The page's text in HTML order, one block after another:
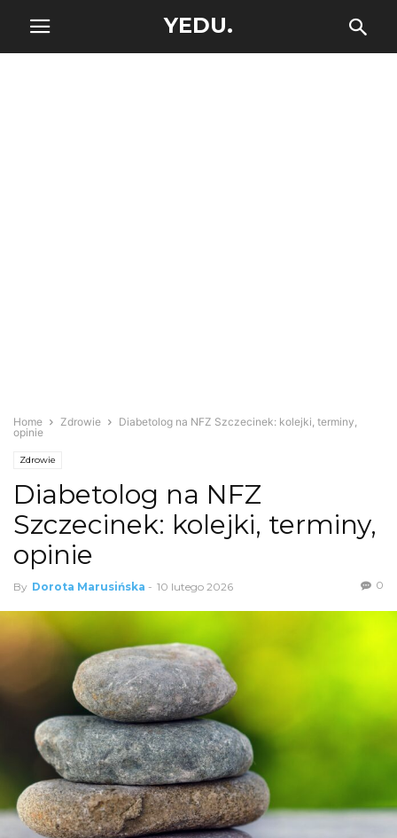
YEDU.
Home Zdrowie
Diabetolog na NFZ Szczecinek: kolejki, terminy,
opinie
Zdrowie
Diabetolog na NFZ
Szczecinek: kolejki, terminy,
opinie
By Dorota Marusińska - 10 lutego 2026 0